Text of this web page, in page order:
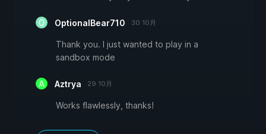
OptionalBear710 30 10月
Thank you. I just wanted to play in a
sandbox mode
Aztrya 29 10月
Works flawlessly, thanks!